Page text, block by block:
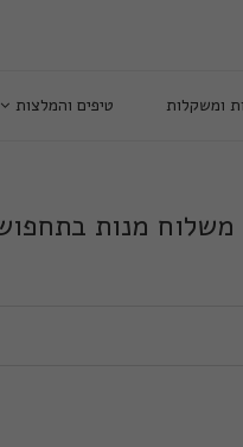
ומשקלות טיפים והמלצות
משלוח מנות